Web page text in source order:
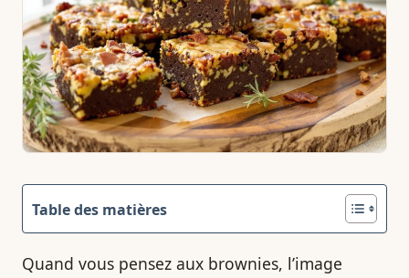
Table des matières
Quand vous pensez aux brownies, l’image